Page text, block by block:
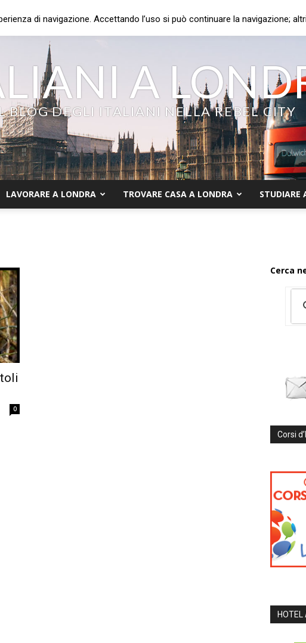
A
BLOG DEGLI ITALIANI NELLA REBEL CITY
LAVORARE A LONDRA TROVARE CASA A LONDRA STUDIARE
0
Cerca
Corsi
HOTEL
di navigazione. Accettando l’uso si può continuare la navigazione;